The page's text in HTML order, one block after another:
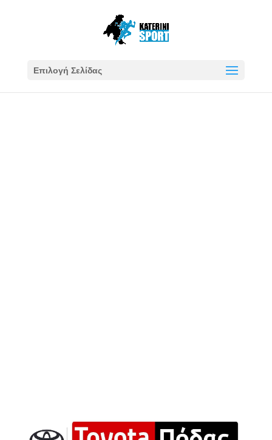
Επιλογή Σελίδας